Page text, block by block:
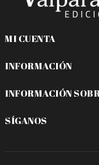
MI CUENTA
INFORMACIÓN
INFORMACIÓN
SÍGANOS